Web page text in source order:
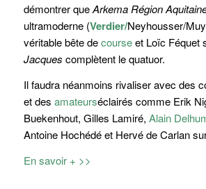
démontrer queArkema Région
ultramoderne (Verdier/Neyhousser/
véritable bête decourseet Loïc Féquet
Jacques complètent le quatuor.
Il faudra néanmoins rivaliser avec des
et des amateurséclairés comme Erik
Buekenhout, Gilles Lamiré, Alain
Antoine Hochédé et Hervé de Carlan
En savoir + >>